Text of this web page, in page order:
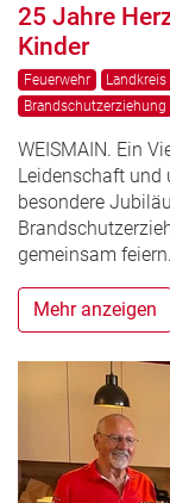
25 Jahre
Kinder
Feuerwehr
Brandschutzerziehung
WEISMAIN. Ein
Leidenschaft und
besondere
gemeinsam feiern.
Mehr anzeigen